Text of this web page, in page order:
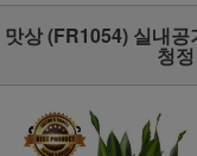
맛상 (FR1054) 실내
청